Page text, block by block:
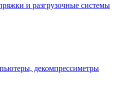
и разгрузочные системы
декомпрессиметры